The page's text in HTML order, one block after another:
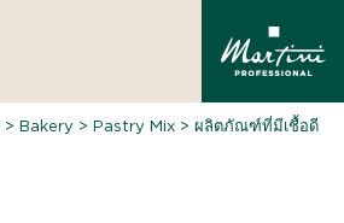
>Bakery >Pastry Mix >ผลิตภัณฑ์ที่มีเชื้อดี